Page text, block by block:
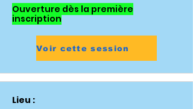
Ouverture dès la première
inscription
Voir cette session
Lieu :